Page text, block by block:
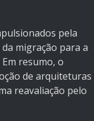
pela
migração para a
resumo, o
de arquiteturas
reavaliação pelo